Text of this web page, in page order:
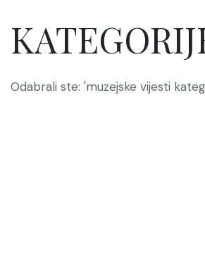
Odabrali ste: 'muzejske vijesti